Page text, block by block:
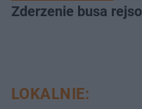
Zderzenie busa
LOKALNIE: